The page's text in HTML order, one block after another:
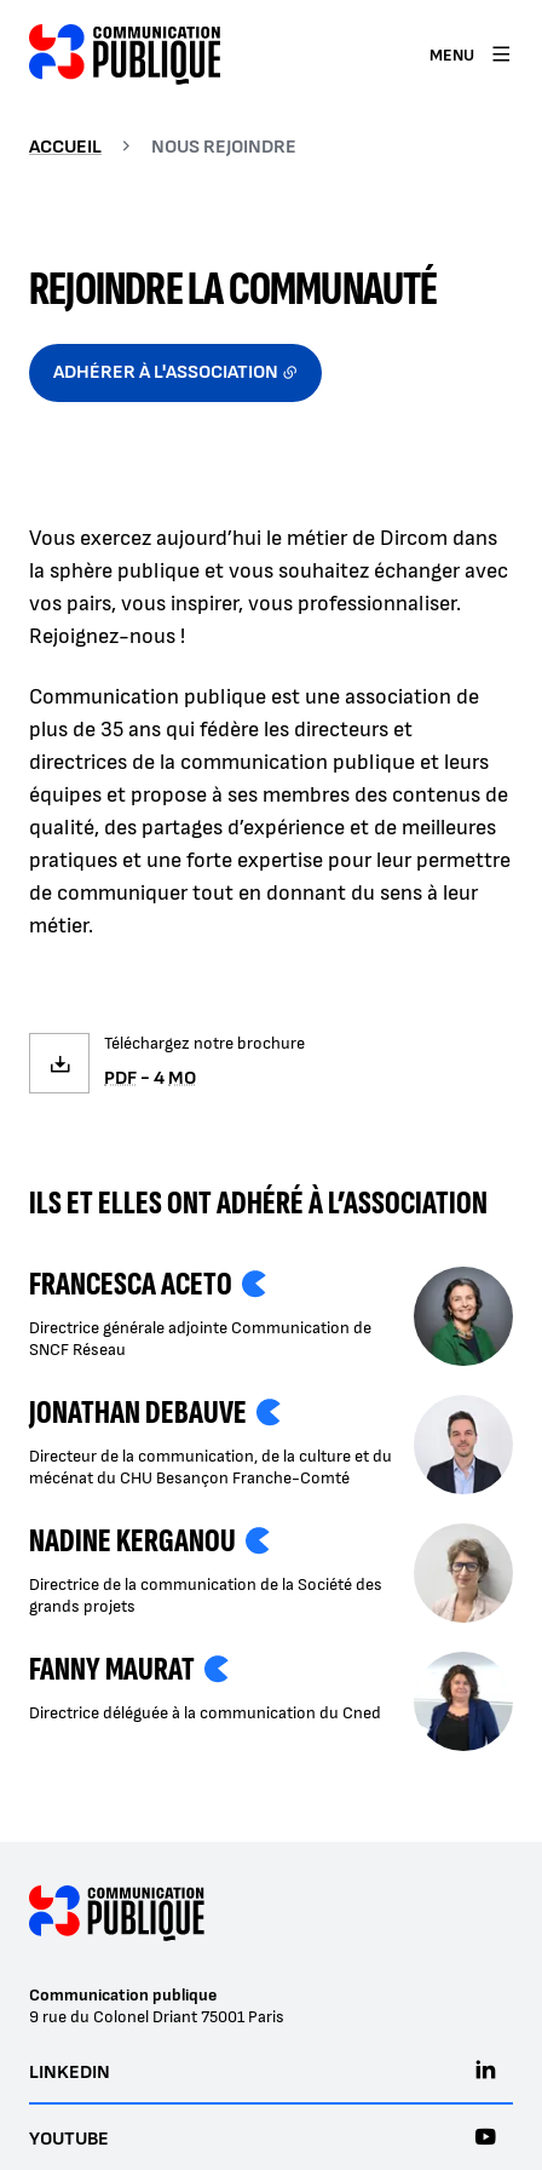
MENU
ACCUEIL NOUS REJOINDRE
REJOINDRE LA COMMUNAUTÉ
ADHÉRER À L'ASSOCIATION
Vous exercez aujourd’hui le métier de Dircom dans
la sphère publique et vous souhaitez échanger avec
vos pairs, vous inspirer, vous professionnaliser.
Rejoignez-nous !
Communication publique est une association de
plus de 35 ans qui fédère les directeurs et
directrices de la communication publique et leurs
équipes et propose à ses membres des contenus de
qualité, des partages d’expérience et de meilleures
pratiques et une forte expertise pour leur permettre
de communiquer tout en donnant du sens à leur
métier.
Téléchargez notre brochure
PDF - 4 MO
ILS ET ELLES ONT ADHÉRÉ À L’ASSOCIATION
FRANCESCA ACETO
Directrice générale adjointe Communication de
SNCF Réseau
JONATHAN DEBAUVE
Directeur de la communication, de la culture et du
mécénat du CHU Besançon Franche-Comté
NADINE KERGANOU
Directrice de la communication de la Société des
grands projets
FANNY MAURAT
Directrice déléguée à la communication du Cned
Communication publique
9 rue du Colonel Driant75001 Paris
LINKEDIN
YOUTUBE